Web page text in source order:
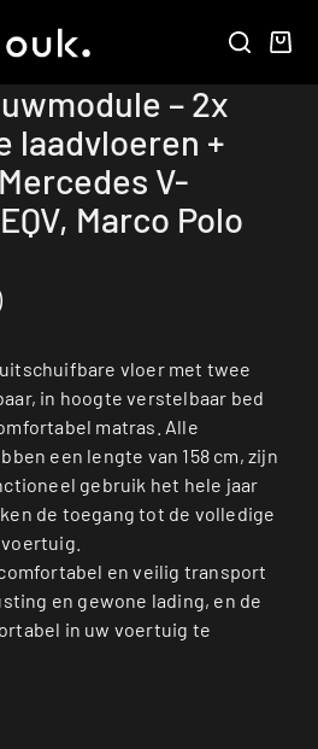
– 2x
laadvloeren +
V-
Marco Polo
vloer met twee
in hoogte verstelbaar bed
matras. Alle
een lengte van 158 cm, zijn
gebruik het hele jaar
de toegang tot de volledige
en veilig transport
en gewone lading, en de
in uw voertuig te